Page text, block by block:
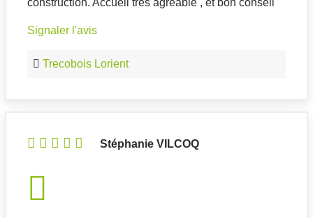
construction. Accueil très agréable , et bon conseil
Signaler l'avis
Trecobois Lorient
Stéphanie VILCOQ